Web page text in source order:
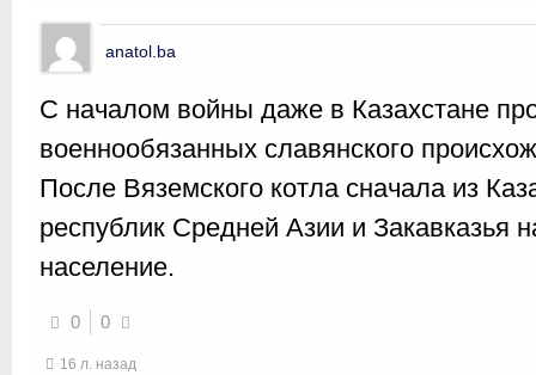
anatol.ba
С началом войны даже в Казахстане
военнообязанных славянского
После Вяземского котла сначала из
республик Средней Азии и Закавказья
население.
0 0
16 л. назад